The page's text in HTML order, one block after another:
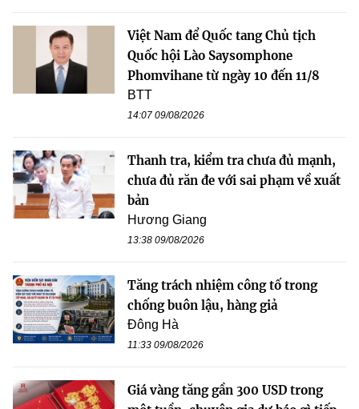
Việt Nam để Quốc tang Chủ tịch
Quốc hội Lào Saysomphone
Phomvihane từ ngày 10 đến 11/8
BTT
14:07 09/08/2026
Thanh tra, kiểm tra chưa đủ mạnh,
chưa đủ răn đe với sai phạm về xuất
bản
Hương Giang
13:38 09/08/2026
Tăng trách nhiệm công tố trong
chống buôn lậu, hàng giả
Đông Hà
11:33 09/08/2026
Giá vàng tăng gần 300 USD trong